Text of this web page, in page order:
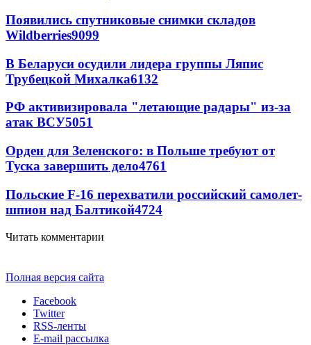
Появились спутниковые снимки складов
Wildberries9099
В Беларуси осудили лидера группы Ляпис
Трубецкой Михалка6132
РФ активизировала "летающие радары" из-за
атак ВСУ5051
Орден для Зеленского: в Польше требуют от
Туска завершить дело4761
Польские F-16 перехватили российский самолет-
шпион над Балтикой4724
Читать комментарии
Полная версия сайта
Facebook
Twitter
RSS-ленты
E-mail рассылка